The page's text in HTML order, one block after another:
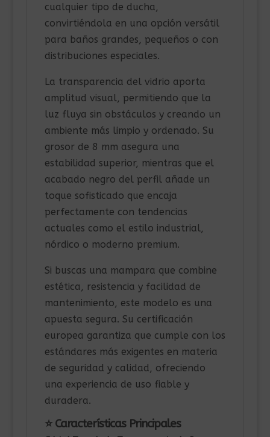
cualquier tipo de ducha,
convirtiéndola en una opción versátil
para baños grandes, pequeños o con
distribuciones especiales.
La transparencia del vidrio aporta
amplitud visual, permitiendo que la
luz fluya sin obstáculos y creando un
ambiente más limpio y ordenado. Su
grosor de 8 mm asegura una
estabilidad superior, mientras que el
acabado negro del perfil añade un
toque sofisticado que encaja
perfectamente con tendencias
actuales como el estilo industrial,
nórdico o moderno premium.
Si buscas una mampara que combine
estética, resistencia y facilidad de
mantenimiento, este modelo es una
apuesta segura. Su certificación
europea garantiza que cumple con los
estándares más exigentes en materia
de seguridad y calidad, ofreciendo
una experiencia de uso fiable y
duradera.
⭐ Características Principales